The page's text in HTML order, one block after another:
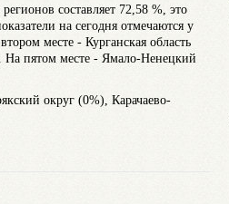
составляет 72,58 %, это
на сегодня отмечаются у
месте - Курганская область
На пятом месте - Ямало-Ненецкий
округ (0%), Карачаево-